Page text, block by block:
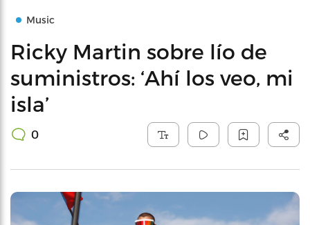
Music
Ricky Martin sobre lío de
suministros: ‘Ahí los veo, mi
isla’
0